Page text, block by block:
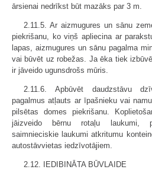
ārsienai nedrīkst būt mazāks par 3 m.
2.11.5. Ar aizmugures un sānu
piekrišanu, ko viņš apliecina ar
lapas, aizmugures un sānu pagalma
vai būvēt uz robežas. Ja ēka tiek
ir jāveido ugunsdrošs mūris.
2.11.6. Apbūvēt daudzstāvu
pagalmus atļauts ar īpašnieku vai
pilsētas domes piekrišanu.
jāizveido bērnu rotaļu laukumi,
saimnieciskie laukumi atkritumu
autostāvvietas iedzīvotājiem.
2.12. IEDIBINĀTA BŪVLAIDE